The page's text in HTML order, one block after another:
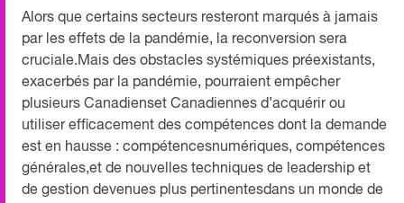
Alors que certains secteurs resteront marqués à jamais
par les effets de la pandémie, la reconversion sera
cruciale.Mais des obstacles systémiques préexistants,
exacerbés par la pandémie, pourraient empêcher
plusieurs Canadienset Canadiennes d’acquérir ou
utiliser efficacement des compétences dont la demande
est en hausse : compétencesnumériques, compétences
générales,et de nouvelles techniques de leadership et
de gestion devenues plus pertinentesdans un monde de